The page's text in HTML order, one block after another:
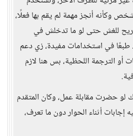
وكأنه أنجز مهمة لم يقم بها فعلًا،
للغش حتى لو ما تدخلش في
طبعًا في استخدامات مفيدة، زي دعم
أو الترجمة اللحظية، بس هنا لازم
حضرت مقابلة عمل، وكان المتقدم
إجابات أثناء الحوار دون ما تعرف،